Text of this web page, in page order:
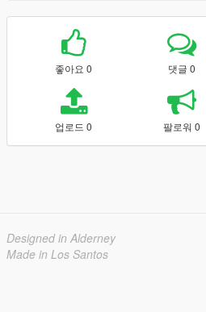
좋아요 0 댓글 0
업로드 0 팔로워 0
Designed in Alderney
Made in Los Santos